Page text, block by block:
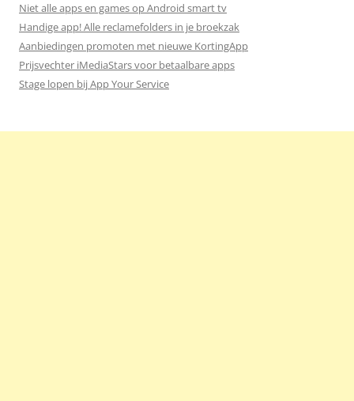
Niet alle apps en games op Android smart tv
Handige app! Alle reclamefolders in je broekzak
Aanbiedingen promoten met nieuwe KortingApp
Prijsvechter iMediaStars voor betaalbare apps
Stage lopen bij App Your Service